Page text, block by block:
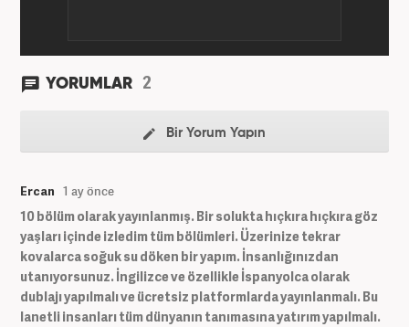
YORUMLAR 2
Bir Yorum Yapın
Ercan 1 ay önce
10 bölüm olarak yayınlanmış. Bir solukta hıçkıra hıçkıra göz
yaşları içinde izledim tüm bölümleri. Üzerinize tekrar
kovalarca soğuk su döken bir yapım. İnsanlığınızdan
utanıyorsunuz. İngilizce ve özellikle İspanyolca olarak
dublajı yapılmalı ve ücretsiz platformlarda yayınlanmalı. Bu
lanetli insanları tüm dünyanın tanımasına yatırım yapılmalı.